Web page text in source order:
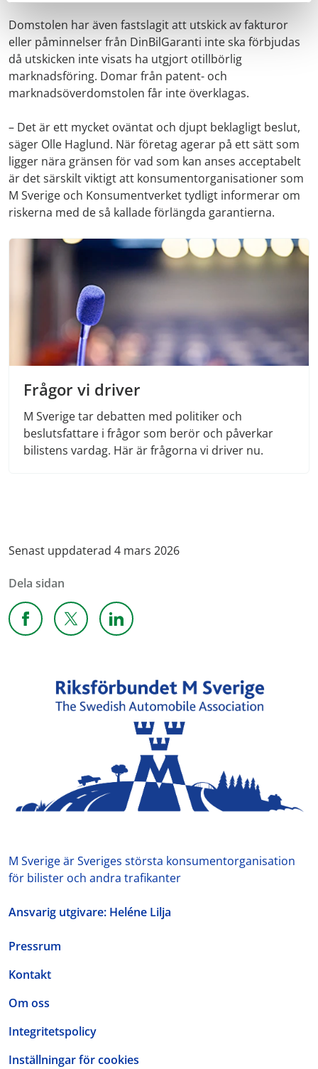
Domstolen har även fastslagit att utskick av fakturor
eller påminnelser från DinBilGaranti inte ska förbjudas
då utskicken inte visats ha utgjort otillbörlig
marknadsföring. Domar från patent- och
marknadsöverdomstolen får inte överklagas.
– Det är ett mycket oväntat och djupt beklagligt beslut,
säger Olle Haglund. När företag agerar på ett sätt som
ligger nära gränsen för vad som kan anses acceptabelt
är det särskilt viktigt att konsumentorganisationer som
M Sverige och Konsumentverket tydligt informerar om
riskerna med de så kallade förlängda garantierna.
Frågor vi driver
M Sverige tar debatten med politiker och
beslutsfattare i frågor som berör och påverkar
bilistens vardag. Här är frågorna vi driver nu.
Senast uppdaterad 4 mars 2026
Dela sidan
Dela sidan på Facebook
Dela sidan på XDela sidan på Linkedin
M Sverige är Sveriges största konsumentorganisation
för bilister och andra trafikanter
Ansvarig utgivare: Heléne Lilja
Pressrum
Kontakt
Om oss
Integritetspolicy
Inställningar för cookies